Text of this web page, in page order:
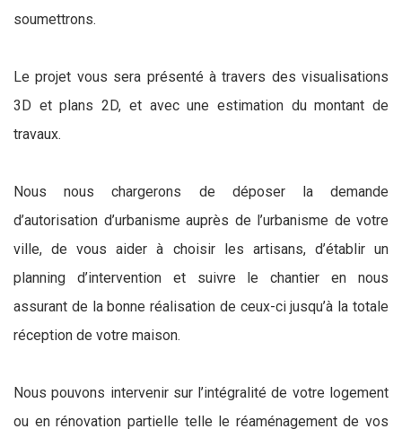
soumettrons.
Le projet vous sera présenté à travers des visualisations
3D et plans 2D, et avec une estimation du montant de
travaux.
Nous nous chargerons de déposer la demande
d’autorisation d’urbanisme auprès de l’urbanisme de votre
ville, de vous aider à choisir les artisans, d’établir un
planning d’intervention et suivre le chantier en nous
assurant de la bonne réalisation de ceux-ci jusqu’à la totale
réception de votre maison.
Nous pouvons intervenir sur l’intégralité de votre logement
ou en rénovation partielle telle le réaménagement de vos